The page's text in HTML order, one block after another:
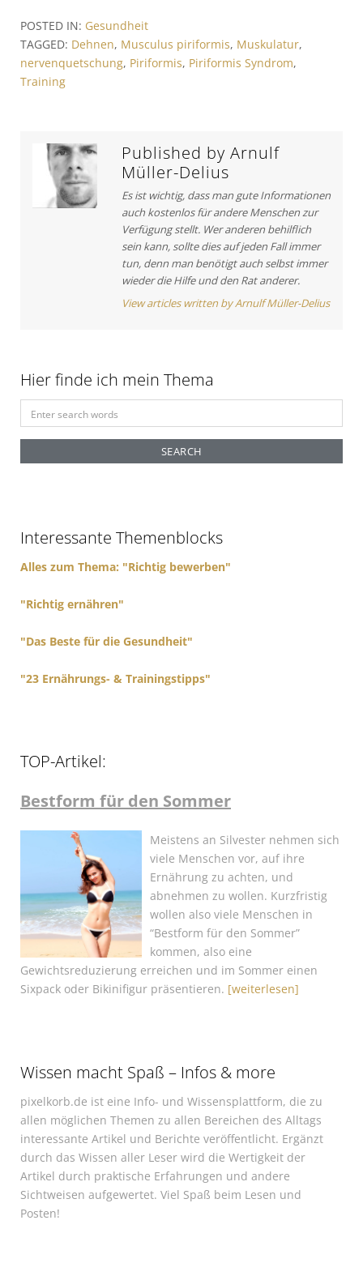
t
r
a
n
i
o
u
s
r
t
e
:
POSTED IN: Gesundheit
TAGGED: Dehnen, Musculus piriformis, Muskulatur,
nervenquetschung, Piriformis, Piriformis Syndrom,
Training
Published by Arnulf
Müller-Delius
Es ist wichtig, dass man gute Informationen
auch kostenlos für andere Menschen zur
Verfügung stellt. Wer anderen behilflich
sein kann, sollte dies auf jeden Fall immer
tun, denn man benötigt auch selbst immer
wieder die Hilfe und den Rat anderer.
View articles written by Arnulf Müller-Delius
Hier finde ich mein Thema
e
r
o
Interessante Themenblocks
Alles zum Thema: "Richtig bewerben"
"Richtig ernähren"
"Das Beste für die Gesundheit"
"23 Ernährungs- & Trainingstipps"
TOP-Artikel:
Bestform für den Sommer
Meistens an Silvester nehmen sich
viele Menschen vor, auf ihre
Ernährung zu achten, und
abnehmen zu wollen. Kurzfristig
wollen also viele Menschen in
“Bestform für den Sommer”
kommen, also eine
Gewichtsreduzierung erreichen und im Sommer einen
Sixpack oder Bikinifigur präsentieren. [weiterlesen]
Wissen macht Spaß – Infos & more
pixelkorb.de ist eine Info- und Wissensplattform, die zu
allen möglichen Themen zu allen Bereichen des Alltags
interessante Artikel und Berichte veröffentlicht. Ergänzt
durch das Wissen aller Leser wird die Wertigkeit der
Artikel durch praktische Erfahrungen und andere
Sichtweisen aufgewertet. Viel Spaß beim Lesen und
Posten!